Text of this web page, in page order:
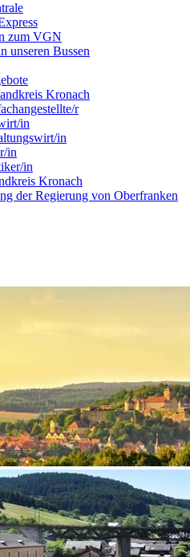
zum VGN
unseren Bussen
Kronach
r
in
in
in
in
Kronach
der Regierung von Oberfranken